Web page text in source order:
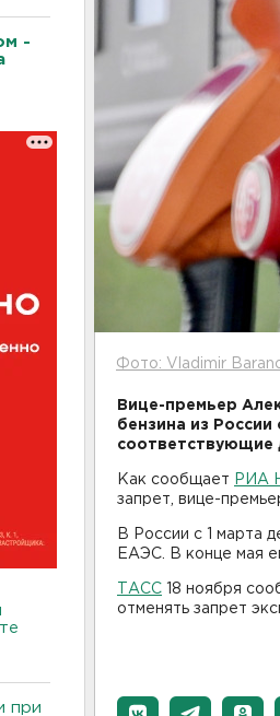
-
при
Фото: Vladimir
Вице-премьер
бензина из России
соответствующие
Как сообщает РИА
запрет, вице-
В России с 1 марта
ЕАЭС. В конце мая
ТАСС 18 ноября
отменять запрет